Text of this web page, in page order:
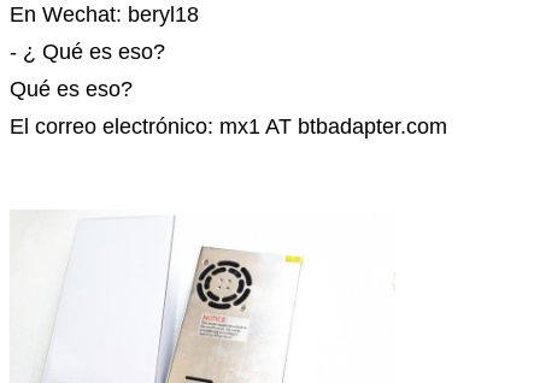
En Wechat: beryl18
- ¿ Qué es eso?
Qué es eso?
El correo electrónico: mx1 AT btbadapter.com